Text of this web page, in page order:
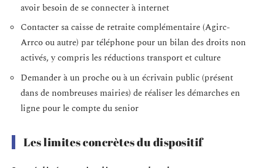
avoir besoin de se connecter à internet
Contacter sa caisse de retraite complémentaire (Agirc-
Arrco ou autre) par téléphone pour un bilan des droits non
activés, y compris les réductions transport et culture
Demander à un proche ou à un écrivain public (présent
dans de nombreuses mairies) de réaliser les démarches en
ligne pour le compte du senior
Les limites concrètes du dispositif